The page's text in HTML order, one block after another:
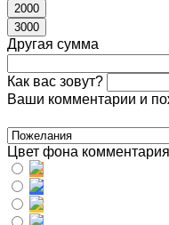
2000
3000
Другая сумма
Как вас зовут?
Ваши комментарии и
Цвет фона комментария